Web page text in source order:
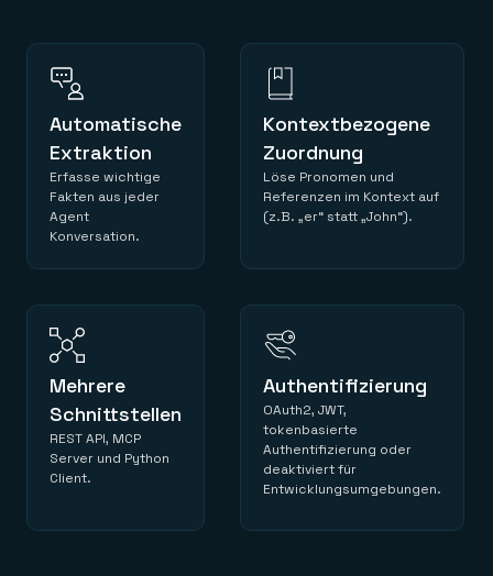
Automatische
Extraktion
Erfasse wichtige
Fakten aus jeder
Agent
Konversation.
Kontextbezogene
Zuordnung
Löse Pronomen und
Referenzen im Kontext auf
(z.B. „er“ statt „John“).
Mehrere
Schnittstellen
REST API, MCP
Server und Python
Client.
Authentifizierung
OAuth2, JWT,
tokenbasierte
Authentifizierung oder
deaktiviert für
Entwicklungsumgebungen.